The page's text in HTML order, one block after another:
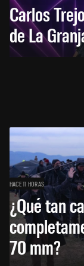
Carlos
de La
HACE 11 HORAS
¿Qué tan
70 mm?